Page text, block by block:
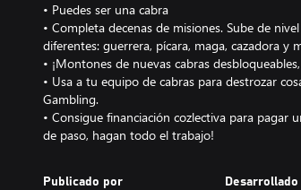
• Puedes ser una cabra
• Completa decenas de misiones. Sube de
diferentes: guerrera, pícara, maga, cazadora y
• ¡Montones de nuevas cabras
• Usa a tu equipo de cabras para destrozar
Gambling.
• Consigue financiación cozlectiva para pagar
de paso, hagan todo el trabajo!
Publicado por